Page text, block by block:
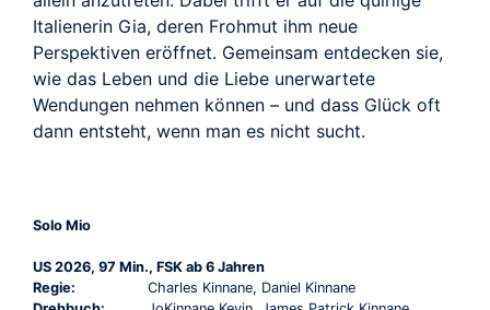
Italienerin Gia, deren Frohmut ihm neue
Perspektiven eröffnet. Gemeinsam entdecken sie,
wie das Leben und die Liebe unerwartete
Wendungen nehmen können – und dass Glück oft
dann entsteht, wenn man es nicht sucht.
Solo Mio
US 2026, 97 Min., FSK ab 6 Jahren
Regie:
Charles Kinnane, Daniel Kinnane